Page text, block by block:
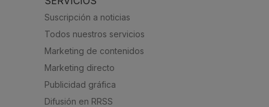
Suscripción a noticias
Todos nuestros servicios
Marketing de contenidos
Marketing directo
Publicidad gráfica
Difusión en RRSS